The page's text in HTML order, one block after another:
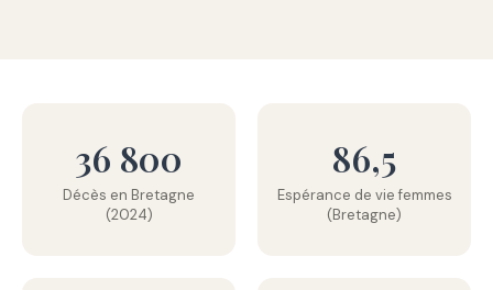
36 800
Décès en Bretagne
(2024)
86,5
Espérance de vie femmes
(Bretagne)